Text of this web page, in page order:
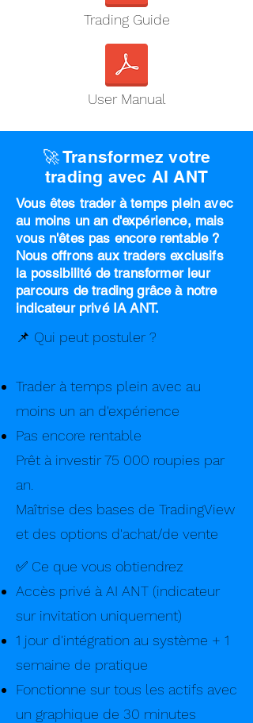
Trading Guide
User Manual
🚀 Transformez votre
trading avec AI ANT
Vous êtes trader à temps plein avec
au moins un an d'expérience, mais
vous n'êtes pas encore rentable ?
Nous offrons aux traders exclusifs
la possibilité de transformer leur
parcours de trading grâce à notre
indicateur privé IA ANT.
📌 Qui peut postuler ?
Trader à temps plein avec au
moins un an d'expérience
Pas encore rentable
Prêt à investir 75 000 roupies par
an.
Maîtrise des bases de TradingView
et des options d'achat/de vente
✅ Ce que vous obtiendrez
Accès privé à AI ANT (indicateur
sur invitation uniquement)
1 jour d'intégration au système + 1
semaine de pratique
Fonctionne sur tous les actifs avec
un graphique de 30 minutes